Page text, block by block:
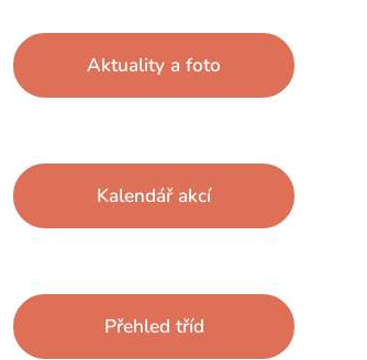
Aktuality a foto
Kalendář akcí
Přehled tříd